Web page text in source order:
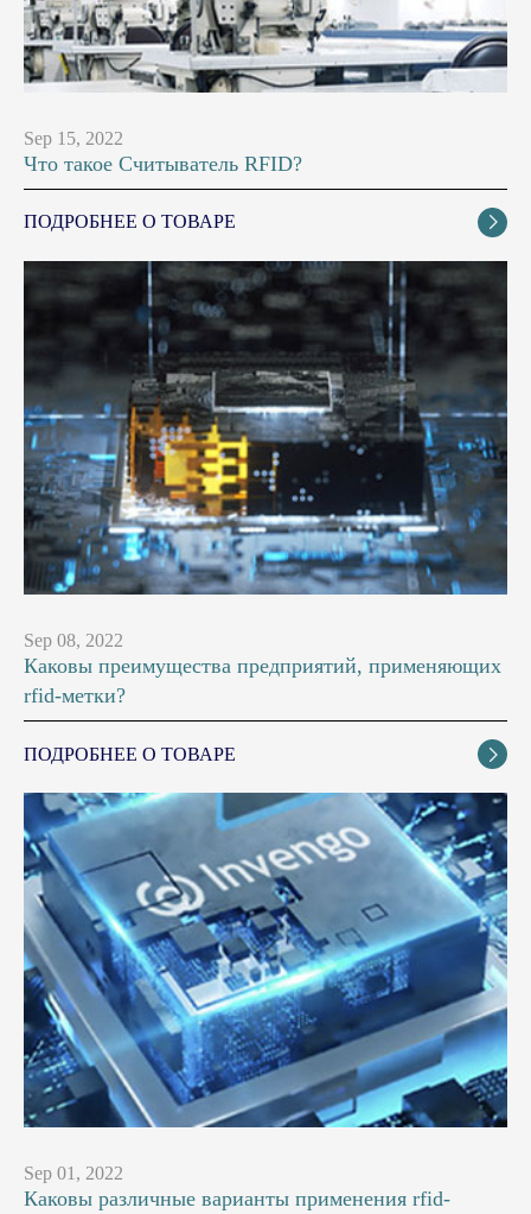
Sep 15, 2022
Что такое Считыватель RFID?
ПОДРОБНЕЕ О ТОВАРЕ 
Sep 08, 2022
Каковы преимущества предприятий, применяющих
rfid-метки?
ПОДРОБНЕЕ О ТОВАРЕ 
Sep 01, 2022
Каковы различные варианты применения rfid-